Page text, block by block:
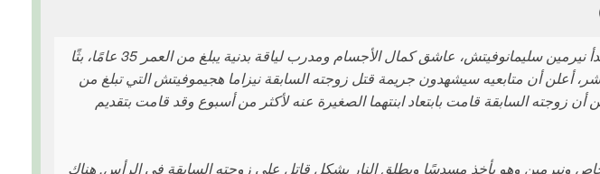
في صباح يوم الجمعة 11 أغسطس 2023، بدأ نيرمين سليمانوفيتش، عاشق كمال الأجسام ومدرب لياقة بدنية يبلغ من العمر 35 عامًا، بثًا
أعلن أن متابعيه سيشهدون جريمة قتل زوجته السابقة نيزاما هجيموفيتش التي تبلغ من
من أن زوجته السابقة قامت بابتعاد ابنتهما الصغيرة عنه لأكثر من أسبوع وقد قامت بتقديم
ونيرمين وهو يأخذ مسدسًا ويطلق النار بشكل قاتل على زوجته السابقة في الرأس. هناك